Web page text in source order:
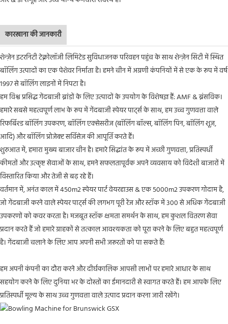
कारखाना की जानकारी
शेन्ज़ेन इटरनिटी टेक्नोलॉजी लिमिटेड सुविधाजनक परिवहन पहुंच के साथ शेन्ज़ेन सिटी में स्थित
बॉलिंग उत्पादों का एक पेशेवर निर्माता है। हमने चीन में अग्रणी कंपनियों में से एक के रूप में वर्ष
1997 से बॉलिंग लाइनों में निपटा है।
हम विश्व प्रसिद्ध गेंदबाजी ब्रांडों के लिए उत्पादों के उपयोग के विशेषज्ञ हैं: AMF & ब्रंसविक।
हमारे सबसे महत्वपूर्ण लाभ के रूप में गेंदबाजी स्पेयर पार्ट्स के साथ, हम उच्च गुणवत्ता वाले
रिफर्बिश्ड बॉलिंग उपकरण, बॉलिंग एक्सेसरीज (बॉलिंग बॉल्स, बॉलिंग पिन, बॉलिंग शूज़,
आदि) और बॉलिंग प्रोजेक्ट सर्विसेज की आपूर्ति करते हैं।
शुरुआत में, हमारा मुख्य बाजार चीन है। हमारे सिद्धांत के रूप में अच्छी गुणवत्ता, प्रतिस्पर्धी
कीमतों और उत्कृष्ट सेवाओं के साथ, हमने सफलतापूर्वक अपने व्यवसाय को विदेशी बाजारों में
विस्तारित किया और तेजी से बढ़ रहे हैं।
वर्तमान में, अनंत काल में 450m2 स्पेयर पार्ट वेयरहाउस & एक 5000m2 उपकरण गोदाम है,
जो गेंदबाजी करने वाले स्पेयर पार्ट्स की लगभग पूरी रेंज और स्टॉक में 300 से अधिक गेंदबाजी
उपकरणों को कवर करता है। मजबूत स्टॉक क्षमता समर्थन के साथ, हम कुशल वितरण सेवा
प्रदान करते हैं जो हमारे ग्राहकों से तत्काल आवश्यकता को पूरा करने के लिए बहुत महत्वपूर्ण
है। गेंदबाजी चलाने के लिए आप अपनी सभी जरूरतों को पा सकते हैं!
हम अपनी कंपनी का दौरा करने और दीर्घकालिक आपसी लाभों पर हमारे आधार के साथ
सहयोग करने के लिए दुनिया भर के दोस्तों का ईमानदारी से स्वागत करते हैं। हम आपके लिए
प्रतिस्पर्धी मूल्य के साथ उच्च गुणवत्ता वाले उत्पाद प्रदान करना जारी रखेंगे।